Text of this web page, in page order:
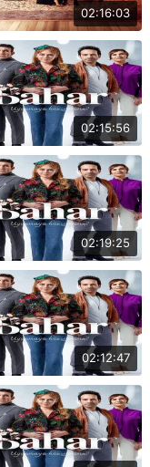
02:16:03
02:15:56
02:19:25
02:12:47